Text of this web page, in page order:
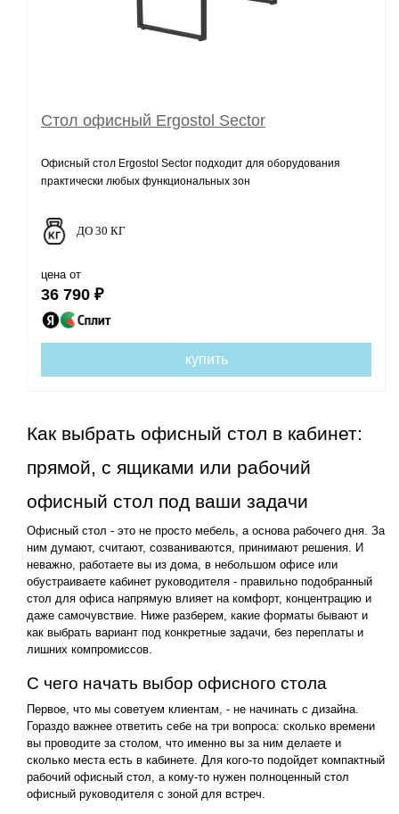
Стол офисный Ergostol Sector
Офисный стол Ergostol Sector подходит для оборудования
практически любых функциональных зон
ДО 30 КГ
цена от
36 790 ₽
купить
Как выбрать офисный стол в кабинет:
прямой, с ящиками или рабочий
офисный стол под ваши задачи
Офисный стол - это не просто мебель, а основа рабочего дня. За
ним думают, считают, созваниваются, принимают решения. И
неважно, работаете вы из дома, в небольшом офисе или
обустраиваете кабинет руководителя - правильно подобранный
стол для офиса напрямую влияет на комфорт, концентрацию и
даже самочувствие. Ниже разберем, какие форматы бывают и
как выбрать вариант под конкретные задачи, без переплаты и
лишних компромиссов.
С чего начать выбор офисного стола
Первое, что мы советуем клиентам, - не начинать с дизайна.
Гораздо важнее ответить себе на три вопроса: сколько времени
вы проводите за столом, что именно вы за ним делаете и
сколько места есть в кабинете. Для кого-то подойдет компактный
рабочий офисный стол, а кому-то нужен полноценный стол
офисный руководителя с зоной для встреч.